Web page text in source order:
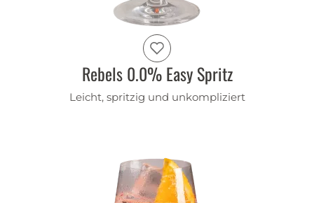
Rebels 0.0% Easy Spritz
Leicht, spritzig und unkompliziert